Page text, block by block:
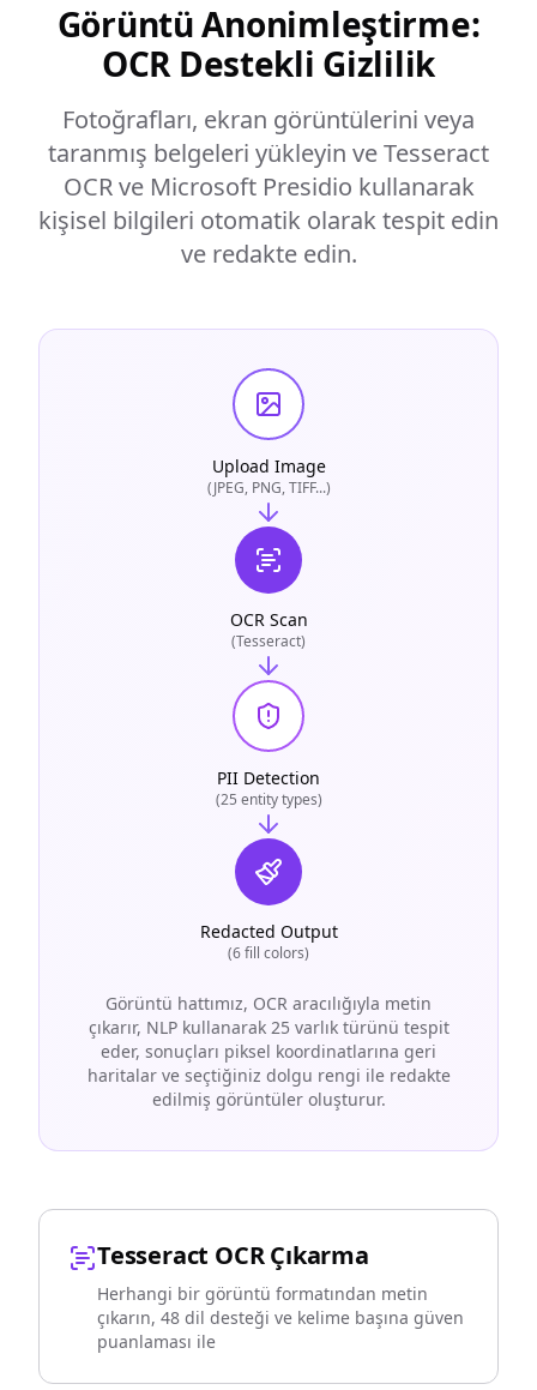
Görüntü Anonimleştirme:
OCR Destekli Gizlilik
Fotoğrafları, ekran görüntülerini veya
taranmış belgeleri yükleyin ve Tesseract
OCR ve Microsoft Presidio kullanarak
kişisel bilgileri otomatik olarak tespit edin
ve redakte edin.
Upload Image
(JPEG, PNG, TIFF...)
OCR Scan
(Tesseract)
PII Detection
(25 entity types)
Redacted Output
(6 fill colors)
Görüntü hattımız, OCR aracılığıyla metin
çıkarır, NLP kullanarak 25 varlık türünü tespit
eder, sonuçları piksel koordinatlarına geri
haritalar ve seçtiğiniz dolgu rengi ile redakte
edilmiş görüntüler oluşturur.
Tesseract OCR Çıkarma
Herhangi bir görüntü formatından metin
çıkarın, 48 dil desteği ve kelime başına güven
puanlaması ile